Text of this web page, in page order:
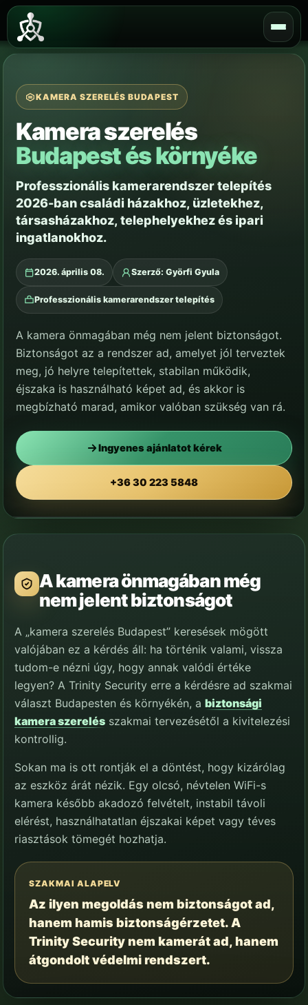
Skip
content
KAMERA SZERELÉS BUDAPEST
Kamera szerelés
Budapest és környéke
Professzionális kamerarendszer telepítés
2026-ban családi házakhoz, üzletekhez,
társasházakhoz, telephelyekhez és ipari
ingatlanokhoz.
2026. április 08. Szerző: Györfi Gyula
Professzionális kamerarendszer telepítés
A kamera önmagában még nem jelent biztonságot.
Biztonságot az a rendszer ad, amelyet jól terveztek
meg, jó helyre telepítettek, stabilan működik,
éjszaka is használható képet ad, és akkor is
megbízható marad, amikor valóban szükség van rá.
Ingyenes ajánlatot kérek
+36 30 223 5848
Kamera szerelés Budapesten szakmai
tervezéssel.
Nem kamerát adunk, hanem átgondolt, visszanézhető és hosszú
A kamera önmagában még
nem jelent biztonságot
A „kamera szerelés Budapest” keresések mögött
valójában ez a kérdés áll: ha történik valami, vissza
tudom-e nézni úgy, hogy annak valódi értéke
legyen? A Trinity Security erre a kérdésre ad szakmai
választ Budapesten és környékén, a biztonsági
kamera szerelés szakmai tervezésétől a kivitelezési
kontrollig.
Sokan ma is ott rontják el a döntést, hogy kizárólag
az eszköz árát nézik. Egy olcsó, névtelen WiFi-s
kamera később akadozó felvételt, instabil távoli
elérést, használhatatlan éjszakai képet vagy téves
riasztások tömegét hozhatja.
SZAKMAI ALAPELV
Az ilyen megoldás nem biztonságot ad,
hanem hamis biztonságérzetet. A
Trinity Security nem kamerát ad, hanem
átgondolt védelmi rendszert.